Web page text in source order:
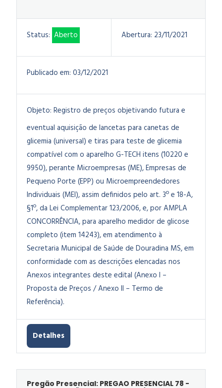
Status: Aberto Abertura: 23/11/2021
Publicado em: 03/12/2021
Objeto: Registro de preços objetivando futura e
eventual aquisição de lancetas para canetas de
glicemia (universal) e tiras para teste de glicemia
compatível com o aparelho G-TECH itens (10220 e
9950), perante Microempresas (ME), Empresas de
Pequeno Porte (EPP) ou Microempreendedores
Individuais (MEI), assim definidos pelo art. 3º e 18-A,
§1º, da Lei Complementar 123/2006, e, por AMPLA
CONCORRÊNCIA, para aparelho medidor de glicose
completo (item 14243), em atendimento à
Secretaria Municipal de Saúde de Douradina MS, em
conformidade com as descrições elencadas nos
Anexos integrantes deste edital (Anexo I –
Proposta de Preços / Anexo II – Termo de
Referência).
Detalhes
Pregão Presencial: PREGAO PRESENCIAL 78 -